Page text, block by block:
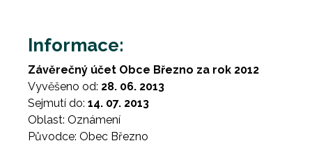
Informace:
Závěrečný účet Obce Březno za rok 2012
Vyvěšeno od: 28. 06. 2013
Sejmutí do: 14. 07. 2013
Oblast: Oznámení
Původce: Obec Březno